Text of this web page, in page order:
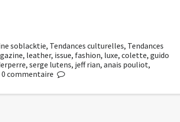
soblacktie, Tendances culturelles, Tendances
, leather, issue, fashion, luxe, colette, guido
, serge lutens, jeff rian, anais pouliot,
0 commentaire